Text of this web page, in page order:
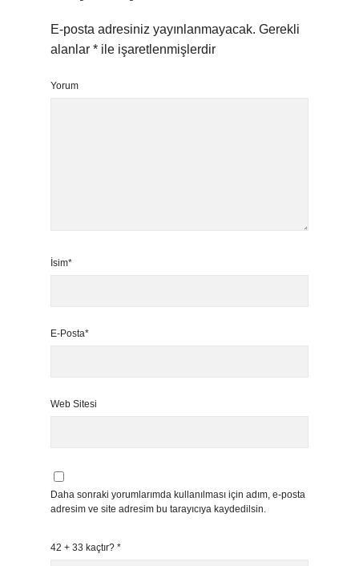
E-posta adresiniz yayınlanmayacak. Gerekli
alanlar * ile işaretlenmişlerdir
Yorum
İsim*
E-Posta*
Web Sitesi
Daha sonraki yorumlarımda kullanılması için adım, e-posta
adresim ve site adresim bu tarayıcıya kaydedilsin.
42 + 33 kaçtır? *